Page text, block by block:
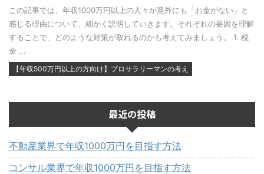
この記事では、年収1000万円以上の人々が意外にも「お金がない」と
感じる理由について、細かく説明していきます。それぞれの要因を理解
することで、どのような対策が取れるのかも考えてみましょう。 1. 税
金 ...
【年収500万円以上の方向け】プロサラリーマンの考え
最近の投稿
不動産業界で年収1000万円を目指す方法
コンサル業界で年収1000万円を目指す方法